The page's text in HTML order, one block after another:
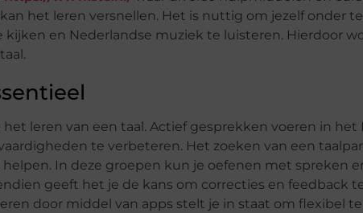
het leren versnellen. Het is nuttig om jezelf onder
kijken en Nederlandse muziek te luisteren. Hierdoor
het leren van een taal. Actief gesprekken voeren in
te verbeteren. Het zoeken van een
In deze groepen kun je oefenen met spreken
geeft het je de kans om correcties en feedback
door middel van apps stelt je in staat om flexibel